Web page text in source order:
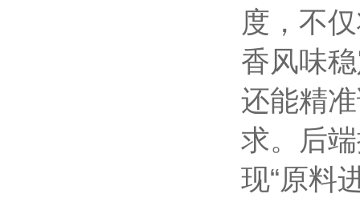
度，不
香风味
还能精
求。后
现“原料